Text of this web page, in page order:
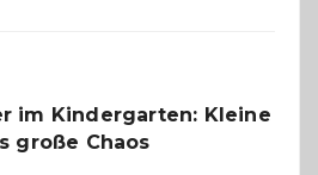
ist
eine
im Kindergarten: Kleine
große Chaos